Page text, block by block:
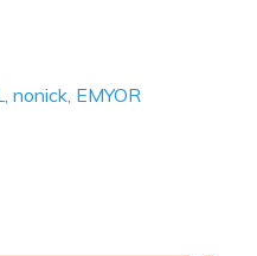
nonick, EMYOR